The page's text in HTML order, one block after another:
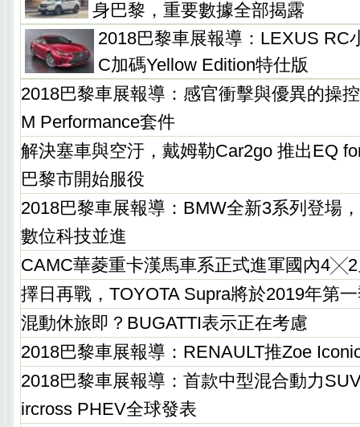
身巴黎，重要數據全部揭露
2018巴黎車展報導：LEXUS RC
C加碼Yellow Edition特仕版
2018巴黎車展報導：感官衝擊與優異的操
M Performance套件
解決塞車與空汙，戴姆勒Car2go 推出EQ
巴黎市開始服役
2018巴黎車展報導：BMW全新3系列登場
數位科技並進
CAMC華菱重卡漢馬車系正式進軍國內
擇日再戰，TOYOTA Supra將於2019年第
混動休旅即？BUGATTI表示正在考慮
2018巴黎車展報導：RENAULT推Zoe
2018巴黎車展報導：首款中型混合動力
ircross PHEV全球發表